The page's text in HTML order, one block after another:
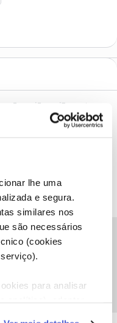
lhe uma
e segura.
similares nos
são necessários
(cookies
para analisar
compra, a devolução do
provedor, estes já se
que pedimos que
pela situação.
outra questão.